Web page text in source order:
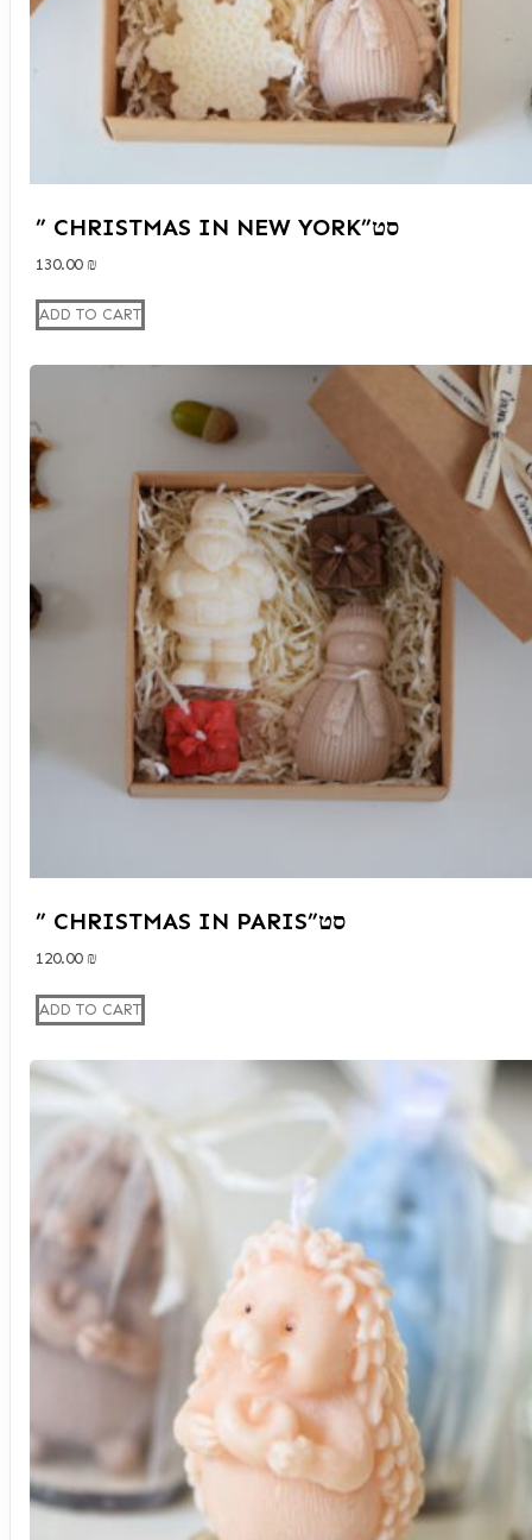
” CHRISTMAS IN NEW YORK”סט
130.00 ₪
ADD TO CART
” CHRISTMAS IN PARIS”סט
120.00 ₪
ADD TO CART